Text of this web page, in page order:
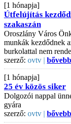
[1 hónapja]
Útfelújítás
szakaszán
Oroszlány Város
munkák kezdődnek
burkolattal nem
szerző: ovtv |
[1 hónapja]
25 év közös siker
Dolgozói nappal
gyára
szerző: ovtv |